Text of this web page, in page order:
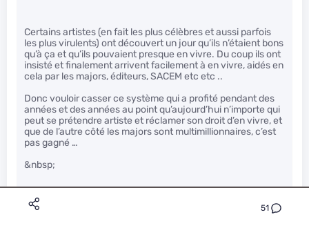
51
Certains artistes (en fait les plus célèbres et aussi parfois
les plus virulents) ont découvert un jour qu’ils n’étaient bons
qu’à ça et qu’ils pouvaient presque en vivre. Du coup ils ont
insisté et finalement arrivent facilement à en vivre, aidés en
cela par les majors, éditeurs, SACEM etc etc ..
Donc vouloir casser ce système qui a profité pendant des
années et des années au point qu’aujourd’hui n’importe qui
peut se prétendre artiste et réclamer son droit d’en vivre, et
que de l’autre côté les majors sont multimillionnaires, c’est
pas gagné …
&nbsp;